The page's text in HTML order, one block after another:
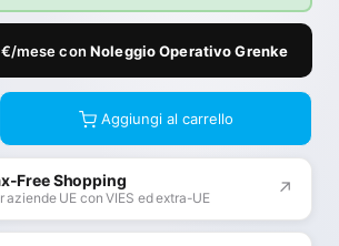
€/mese con Noleggio Operativo Grenke
Aggiungi al carrello
Free Shopping
aziende UE con VIES ed extra-UE ↗